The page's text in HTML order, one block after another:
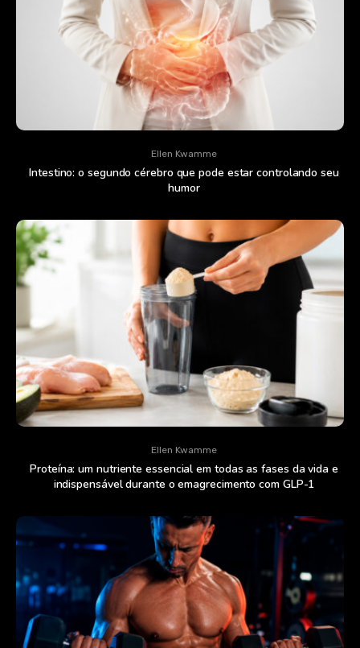
Ellen Kwamme
Intestino: o segundo cérebro que pode estar controlando seu
humor
Ellen Kwamme
Proteína: um nutriente essencial em todas as fases da vida e
indispensável durante o emagrecimento com GLP-1